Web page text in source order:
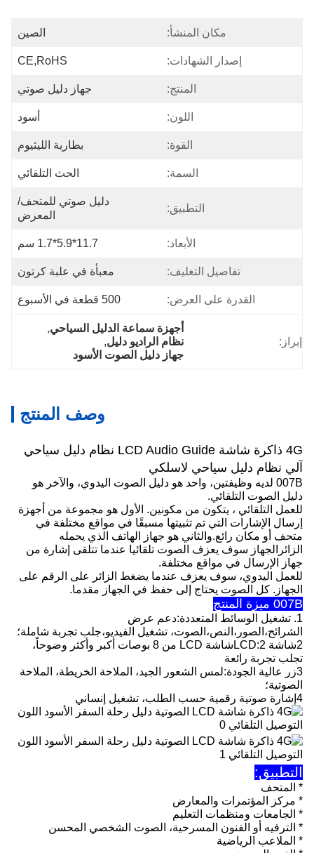
مكان المنشأ: الصين
إصدار الشهادات: CE,RoHS
المنتج: جهاز دليل صوتي
اللون: أسود
القوة: بطارية الليثيوم
السمة: الحث التلقائي
التطبيق:
دليل صوتي للمتحف/
المعرض
الأبعاد: 11.7*5.9*1.7 سم
تفاصيل التغليف: معبأة في علبة كرتون
القدرة على العرض: 500 قطعة في الأسبوع
إبراز:
أجهزة سماعة الدليل السياحي,
نظام الراديو دليل,
جهاز دليل الصوت الأسود
وصف المنتج
4G ذاكرة شاشة LCD Audio Guide نظام دليل سياحي
آلي نظام دليل سياحي لاسلكي
007B لديه وظيفتين، واحد هو دليل الصوت اليدوي، والآخر هو
دليل الصوت التلقائي.
للعمل التلقائي ، يتكون من مكونين. الأول هو مجموعة من أجهزة
إرسال الإشارات التي تم تثبيتها مسبقًا في مواقع مختلفة في
متحف أو مكان رائع.والثاني هو جهاز الهاتف الذي يحمله
الزائرالجهاز سوف يعزف الصوت تلقائيا عندما تتلقى إشارة من
جهاز الإرسال في مواقع مختلفة.
للعمل اليدوي، سوف يعزف عندما يضغط الزائر على الرقم على
الجهاز. كل الصوت يحتاج إلى حفظ في الجهاز مقدما.
007B ميزة المنتج
1. تشغيل الوسائط المتعددة:دعم عرض
الشرائح،الصور،النص،الصوت، تشغيل الفيديو،جلب تجربة شاملة؛
2شاشة LCD:2شاشة LCD من 8 بوصات أكبر وأكثر وضوحاً،
تجلب تجربة رائعة
3زر عالية الجودة:لمس الشعور الجيد، الملاحة الخريطة، الملاحة
الصوتية؛
4إشارة صوتية رقمية حسب الطلب، تشغيل إنساني
التطبيق:
* المتحف
* مركز المؤتمرات والمعارض
* الجامعات ومنظمات التعليم
* الترفيه أو الفنون المسرحية، الصوت الشخصي المحسن
* الملاعب الرياضية